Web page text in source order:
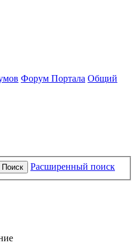
Форум Портала Общий
Поиск
Расширенный поиск